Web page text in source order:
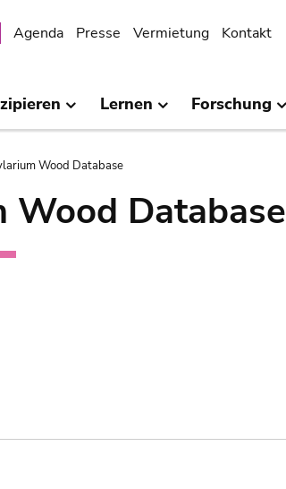
Agenda Presse Vermietung Kontakt
Lernen Forschung
Wood Database
Wood Database